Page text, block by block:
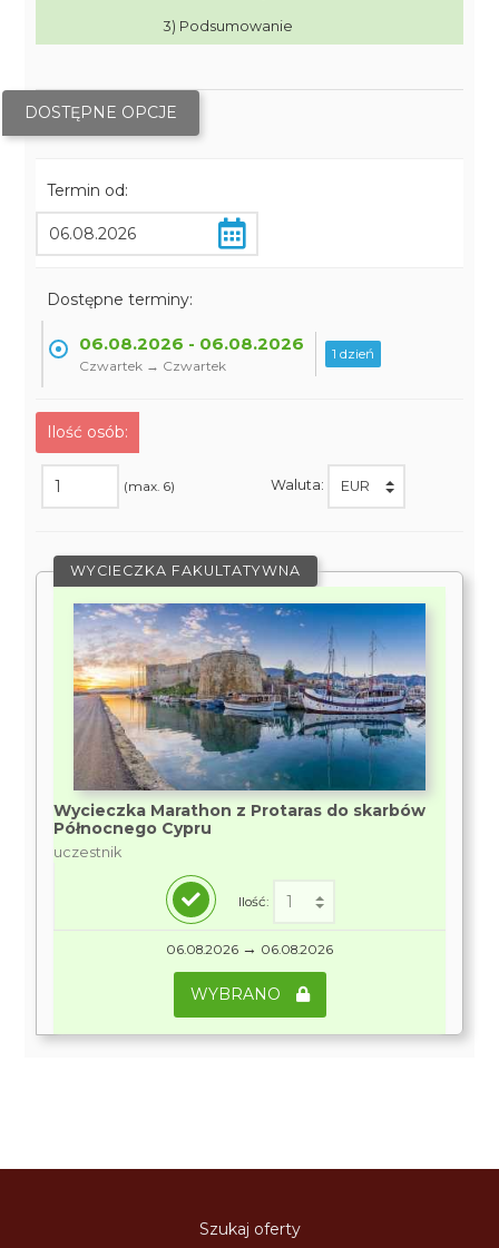
3) Podsumowanie
DOSTĘPNE OPCJE
Termin od:
Dostępne terminy:
06.08.2026 - 06.08.2026
Czwartek → Czwartek
1 dzień
Ilość osób:
(max. 6) Waluta:
WYCIECZKA FAKULTATYWNA
Wycieczka Marathon z Protaras do skarbów
Północnego Cypru
uczestnik
Ilość:
06.08.2026 → 06.08.2026
WYBRANO
Szukaj oferty